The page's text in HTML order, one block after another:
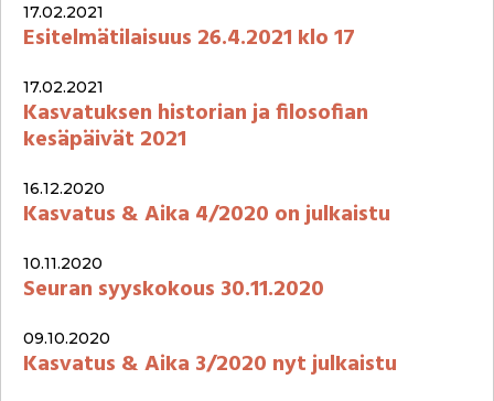
17.02.2021
Esitelmätilaisuus 26.4.2021 klo 17
17.02.2021
Kasvatuksen historian ja filosofian
kesäpäivät 2021
16.12.2020
Kasvatus & Aika 4/2020 on julkaistu
10.11.2020
Seuran syyskokous 30.11.2020
09.10.2020
Kasvatus & Aika 3/2020 nyt julkaistu